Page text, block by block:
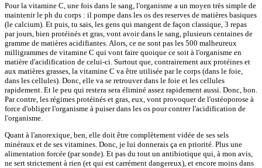
Pour la vitamine C, une fois dans le sang, l'organisme a un moyen très simple de
maintenir le ph du corps : il pompe dans les os des reserves de matières basiques
(le calcium). Et puis, tu sais, les gens qui mangent de façon classique, 3 repas
par jours, bien protéinés et gras, vont avoir dans le sang, plusieurs centaines de
gramme de matières acidifiantes. Alors, ce ne sont pas les 500 malheureux
milligrammes de vitamine C qui vont faire quoique ce soit à l'organisme en
matière d'acidification de celui-ci. Surtout que, contrairement aux protéines et
aux matières grasses, la vitamine C va être utilisée par le corps (dans le foie,
dans les cellules). Donc, elle va se retrouver dans le foie et les cellules
rapidement. Et le peu qui restera sera éliminé assez rapidement aussi. Donc, bon.
Par contre, les régimes protéinés et gras, eux, vont provoquer de l'ostéoporose à
force d'obliger l'organisme à puiser dans les os pour contrer l'acidification de
l'organisme.
Quant à l'anorexique, ben, elle doit être complètement vidée de ses sels
minéraux et de ses vitamines. Donc, je lui donnerais ça en priorité. Plus une
alimentation forcée (par sonde). Et pas du tout un antibiotique qui, à mon avis,
ne sert strictement à rien (et qui est carrément dangereux), et encore moins dans